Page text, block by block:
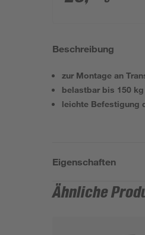
Beschreibung
zur Montage an
belastbar bis 150 kg
leichte Befestigung
Eigenschaften
Ähnliche